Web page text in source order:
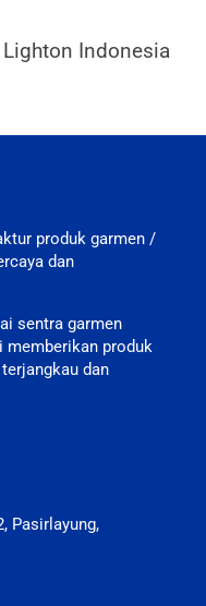
Indonesia
produk garmen /
dan
sentra garmen
memberikan produk
dan
Pasirlayung,